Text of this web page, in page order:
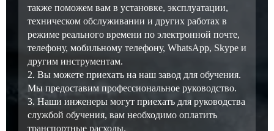
также поможем вам в установке, эксплуатации,
техническом обслуживании и других работах в
режиме реального времени по электронной почте,
телефону, мобильному телефону, WhatsApp, Skype и
другим инструментам.
2. Вы можете приехать на наш завод для обучения.
Мы предоставим профессиональное руководство.
3. Наши инженеры могут приехать для руководства
службой обучения, вам необходимо оплатить
транспортные расходы.